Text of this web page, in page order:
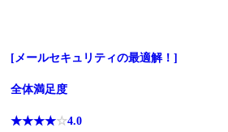
ホーム
ランキングから探す
[導入実績1,400社以上]クラウド型メールセ
全体満足度
☆☆☆☆☆
★★★★★4.0
[メールセキュリティの最適解！]
全体満足度
☆☆☆☆☆
★★★★★4.0